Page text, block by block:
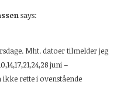
says:
Mht. datoer tilmelder jeg
juni –
rette i ovenstående